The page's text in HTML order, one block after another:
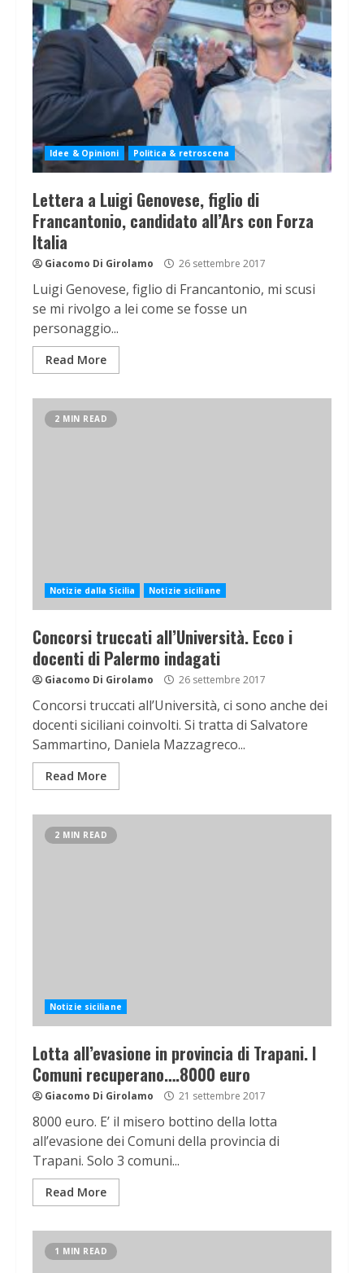
Idee & Opinioni Politica & retroscena
Lettera a Luigi Genovese, figlio di
Francantonio, candidato all’Ars con Forza
Italia
Giacomo Di Girolamo 26 settembre 2017
Luigi Genovese, figlio di Francantonio, mi scusi
se mi rivolgo a lei come se fosse un
personaggio...
Read More
2 MIN READ
Notizie dalla Sicilia Notizie siciliane
Concorsi truccati all’Università. Ecco i
docenti di Palermo indagati
Giacomo Di Girolamo 26 settembre 2017
Concorsi truccati all’Università, ci sono anche dei
docenti siciliani coinvolti. Si tratta di Salvatore
Sammartino, Daniela Mazzagreco...
Read More
2 MIN READ
Notizie siciliane
Lotta all’evasione in provincia di Trapani. I
Comuni recuperano….8000 euro
Giacomo Di Girolamo 21 settembre 2017
8000 euro. E’ il misero bottino della lotta
all’evasione dei Comuni della provincia di
Trapani. Solo 3 comuni...
Read More
1 MIN READ